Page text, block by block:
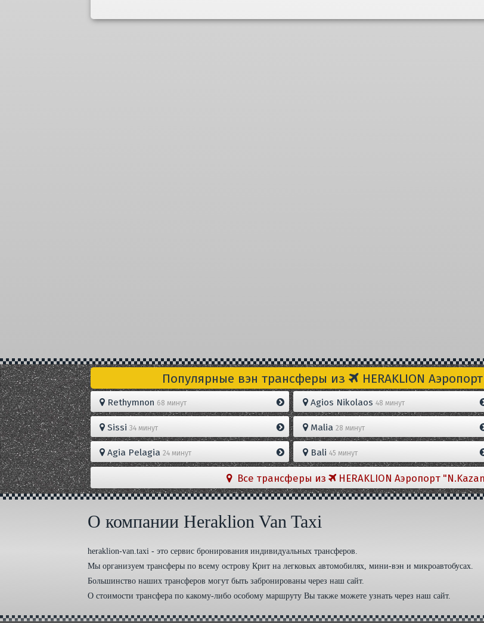
Популярные вэн трансферы из HERAKLION
Rethymnon 68 минут Agios Nikolaos 48 минут
Sissi34 минут Malia 28 минут
Agia Pelagia24 минут Bali 45 минут
Все трансферы из HERAKLION Aэропорт
О компании Heraklion Van Taxi
heraklion-van.taxi - это сервис бронирования индивидуальных трансферов.
Мы организуем трансферы по всему острову Крит на легковых автомобилях, мини-вэн и микроавтобусах.
Большинство наших трансферов могут быть забронированы через наш сайт.
О стоимости трансфера по какому-либо особому маршруту Вы также можете узнать через наш сайт.